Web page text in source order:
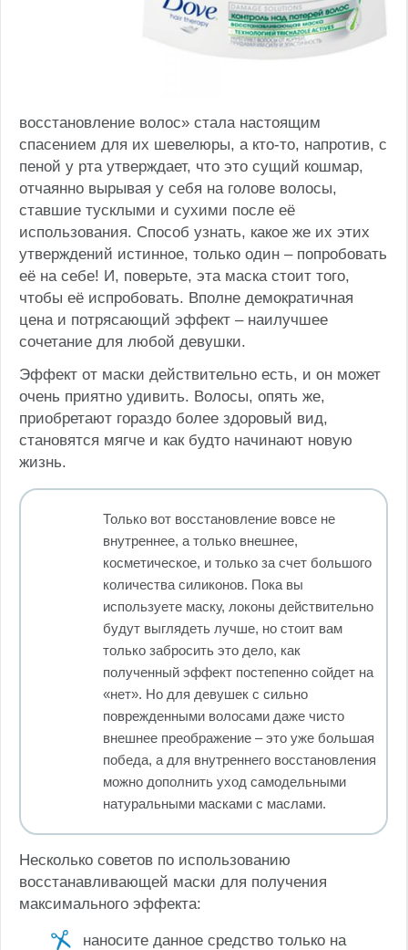
восстановление волос» стала настоящим
спасением для их шевелюры, а кто-то, напротив, с
пеной у рта утверждает, что это сущий кошмар,
отчаянно вырывая у себя на голове волосы,
ставшие тусклыми и сухими после её
использования. Способ узнать, какое же их этих
утверждений истинное, только один – попробовать
её на себе! И, поверьте, эта маска стоит того,
чтобы её испробовать. Вполне демократичная
цена и потрясающий эффект – наилучшее
сочетание для любой девушки.
Эффект от маски действительно есть, и он может
очень приятно удивить. Волосы, опять же,
приобретают гораздо более здоровый вид,
становятся мягче и как будто начинают новую
жизнь.
Только вот восстановление вовсе не
внутреннее, а только внешнее,
косметическое, и только за счет большого
количества силиконов. Пока вы
используете маску, локоны действительно
будут выглядеть лучше, но стоит вам
только забросить это дело, как
полученный эффект постепенно сойдет на
«нет». Но для девушек с сильно
поврежденными волосами даже чисто
внешнее преображение – это уже большая
победа, а для внутреннего восстановления
можно дополнить уход самодельными
натуральными масками с маслами.
Несколько советов по использованию
восстанавливающей маски для получения
максимального эффекта:
наносите данное средство только на